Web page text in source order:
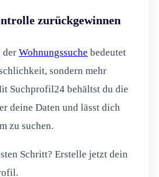
zurückgewinnen
der Wohnungssuche bedeutet
sondern mehr
Suchprofil24 behältst du die
deine Daten und lässt dich
zu suchen.
Schritt? Erstelle jetzt dein